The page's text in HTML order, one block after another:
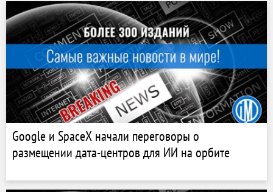
Google и SpaceX начали переговоры о
размещении дата-центров для ИИ на орбите